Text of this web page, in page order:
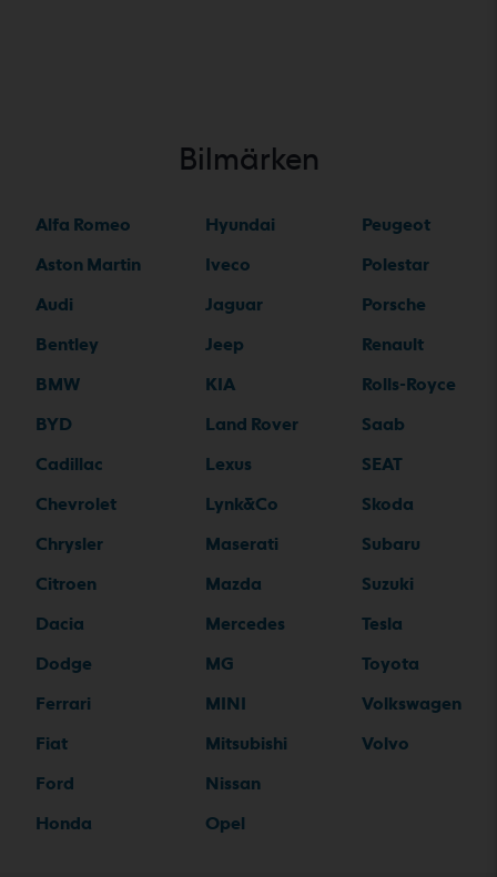
Bilmärken
Alfa Romeo
Aston Martin
Audi
Bentley
BMW
BYD
Cadillac
Chevrolet
Chrysler
Citroen
Dacia
Dodge
Ferrari
Fiat
Ford
Honda
Hyundai
Iveco
Jaguar
Jeep
KIA
Land Rover
Lexus
Lynk&Co
Maserati
Mazda
Mercedes
MG
MINI
Mitsubishi
Nissan
Opel
Peugeot
Polestar
Porsche
Renault
Rolls-Royce
Saab
SEAT
Skoda
Subaru
Suzuki
Tesla
Toyota
Volkswagen
Volvo